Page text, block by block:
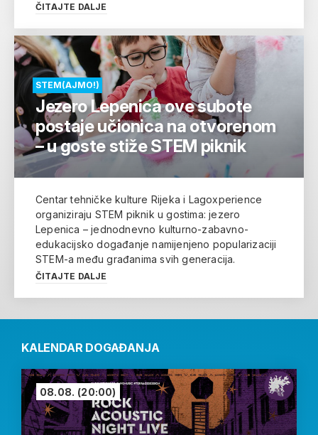
ČITAJTE DALJE
STEM(AJMO!)
Jezero Lepenica ove subote
postaje učionica na otvorenom
– u goste stiže STEM piknik
Centar tehničke kulture Rijeka i Lagoxperience
organiziraju STEM piknik u gostima: jezero
Lepenica – jednodnevno kulturno-zabavno-
edukacijsko događanje namijenjeno popularizaciji
STEM-a među građanima svih generacija.
ČITAJTE DALJE
KALENDAR DOGAĐANJA
08.08. (20:00)